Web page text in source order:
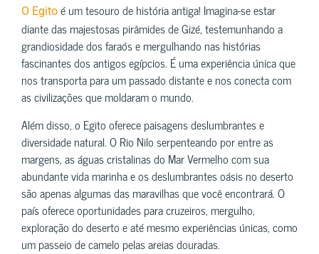
O Egito é um tesouro de história antiga! Imagina-se estar
diante das majestosas pirâmides de Gizé, testemunhando a
grandiosidade dos faraós e mergulhando nas histórias
fascinantes dos antigos egípcios. É uma experiência única que
nos transporta para um passado distante e nos conecta com
as civilizações que moldaram o mundo.
Além disso, o Egito oferece paisagens deslumbrantes e
diversidade natural. O Rio Nilo serpenteando por entre as
margens, as águas cristalinas do Mar Vermelho com sua
abundante vida marinha e os deslumbrantes oásis no deserto
são apenas algumas das maravilhas que você encontrará. O
país oferece oportunidades para cruzeiros, mergulho,
exploração do deserto e até mesmo experiências únicas, como
um passeio de camelo pelas areias douradas.